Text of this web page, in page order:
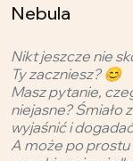
Nebula
Nikt jeszcze nie
Ty zaczniesz? 😊
Masz pytanie,
niejasne? Śmiało
wyjaśnić i
A może po prostu